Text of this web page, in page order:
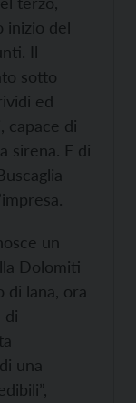
inizio del
Il
sotto
ed
capace di
sirena. E di
un
Dolomiti
di lana, ora
di
una